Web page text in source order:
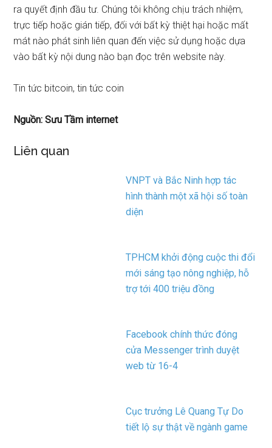
ra quyết định đầu tư. Chúng tôi không chịu trách nhiệm,
trực tiếp hoặc gián tiếp, đối với bất kỳ thiệt hại hoặc mất
mát nào phát sinh liên quan đến việc sử dụng hoặc dựa
vào bất kỳ nội dung nào bạn đọc trên website này.
Tin tức bitcoin, tin tức coin
Nguồn: Sưu Tầm internet
Liên quan
VNPT và Bắc Ninh hợp tác
hình thành một xã hội số toàn
diện
TPHCM khởi động cuộc thi đổi
mới sáng tạo nông nghiệp, hỗ
trợ tới 400 triệu đồng
Facebook chính thức đóng
cửa Messenger trình duyệt
web từ 16-4
Cục trưởng Lê Quang Tự Do
tiết lộ sự thật về ngành game